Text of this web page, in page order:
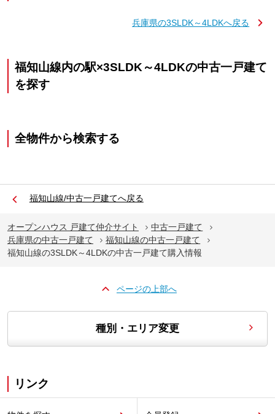
兵庫県の3SLDK～4LDKへ戻る
福知山線内の駅×3SLDK～4LDKの中古一戸建て
を探す
全物件から検索する
福知山線/中古一戸建てへ戻る
オープンハウス 戸建て仲介サイト
中古一戸建て
兵庫県の中古一戸建て
福知山線の中古一戸建て
福知山線の3SLDK～4LDKの中古一戸建て購入情報
ページの上部へ
種別・エリア変更
リンク